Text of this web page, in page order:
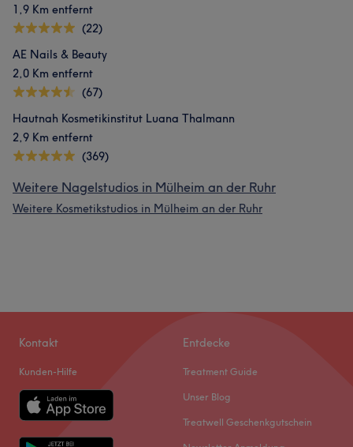
1,9 Km entfernt
(22)
AE Nails & Beauty
2,0 Km entfernt
(67)
Hautnah Kosmetikinstitut Luana Thalmann
2,9 Km entfernt
(369)
Weitere Nagelstudios in Mülheim an der Ruhr
Weitere Kosmetikstudios in Mülheim an der Ruhr
Kontakt
Kunden-Hilfe
Entdecke
Treatment Guide
Unser Blog
Treatwell Geschenkgutschein